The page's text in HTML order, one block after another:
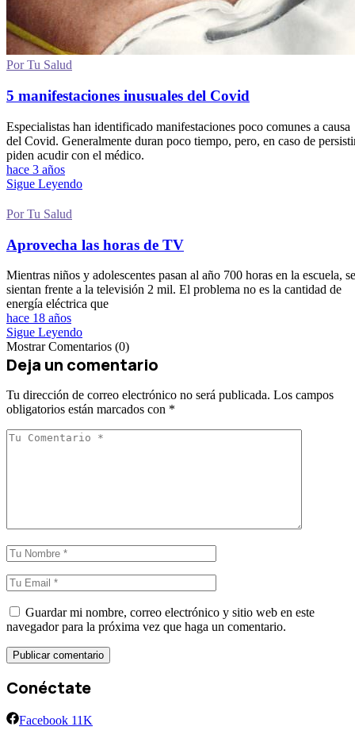
Por Tu Salud
5 manifestaciones inusuales del Covid
Especialistas han identificado manifestaciones poco comunes a causa
del Covid. Generalmente duran poco tiempo, pero, en caso de
piden acudir con el médico.
hace 3 años
Sigue Leyendo
Por Tu Salud
Aprovecha las horas de TV
Mientras niños y adolescentes pasan al año 700 horas en la escuela, se
sientan frente a la televisión 2 mil. El problema no es la cantidad de
energía eléctrica que
hace 18 años
Sigue Leyendo
Mostrar Comentarios (0)
Deja un comentario
Tu dirección de correo electrónico no será publicada. Los campos
obligatorios están marcados con *
Guardar mi nombre, correo electrónico y sitio web en este
navegador para la próxima vez que haga un comentario.
Conéctate
Facebook 11K